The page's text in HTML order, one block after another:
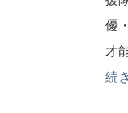
優
才
続